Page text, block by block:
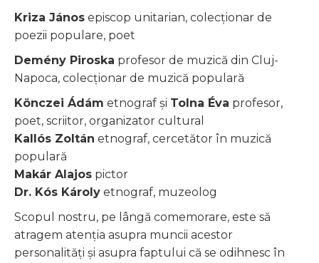
Kriza János episcop unitarian, colecționar de
poezii populare, poet
Demény Piroska profesor de muzică din Cluj-
Napoca, colecționar de muzică populară
Könczei Ádám etnograf și Tolna Éva profesor,
poet, scriitor, organizator cultural
Kallós Zoltán etnograf, cercetător în muzică
populară
Makár Alajos pictor
Dr. Kós Károly etnograf, muzeolog
Scopul nostru, pe lângă comemorare, este să
atragem atenția asupra muncii acestor
personalități și asupra faptului că se odihnesc în